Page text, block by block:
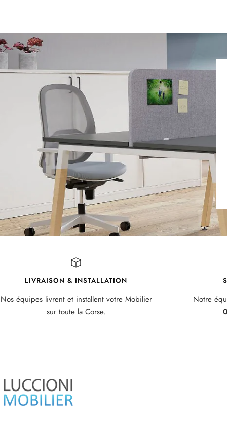
LIVRAISON & INSTALLATION
Nos équipes livrent et installent votre Mobilier
sur toute la Corse.
Notre